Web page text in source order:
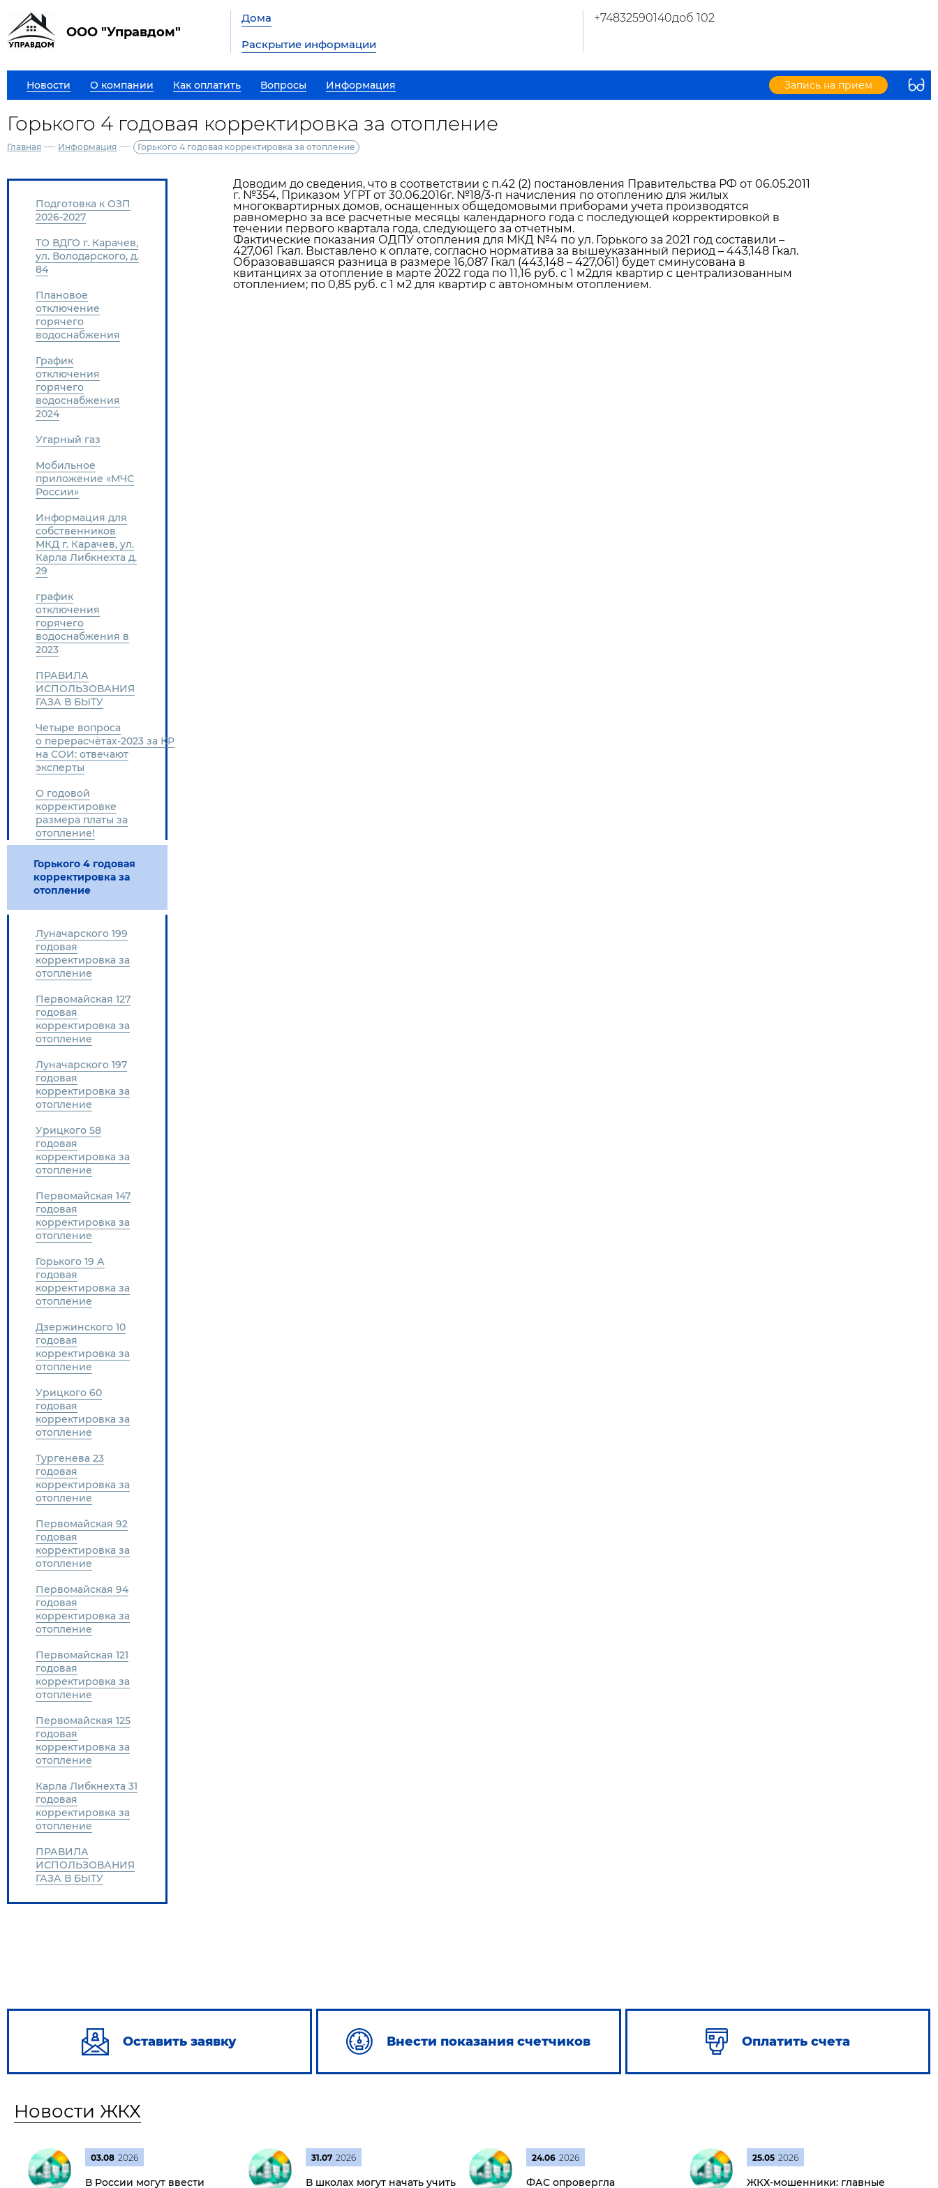
ООО "Управдом"
Дома
Раскрытие информации
+74832590140доб 102
Новости О компании Как оплатить Вопросы Информация Запись на прием
Горького 4 годовая корректировка за отопление
Главная — Информация — Горького 4 годовая корректировка за отопление
Подготовка к ОЗП
2026-2027
ТО ВДГО г. Карачев,
ул. Володарского, д.
84
Плановое
отключение
горячего
водоснабжения
График
отключения
горячего
водоснабжения
2024
Угарный газ
Мобильное
приложение «МЧС
России»
Информация для
собственников
МКД г. Карачев, ул.
Карла Либкнехта д.
29
график
отключения
горячего
водоснабжения в
2023
ПРАВИЛА
ИСПОЛЬЗОВАНИЯ
ГАЗА В БЫТУ
Четыре вопроса
о перерасчётах-2023 за КР
на СОИ: отвечают
эксперты
О годовой
корректировке
размера платы за
отопление!
Горького 4 годовая
корректировка за
отопление
Луначарского 199
годовая
корректировка за
отопление
Первомайская 127
годовая
корректировка за
отопление
Луначарского 197
годовая
корректировка за
отопление
Урицкого 58
годовая
корректировка за
отопление
Первомайская 147
годовая
корректировка за
отопление
Горького 19 А
годовая
корректировка за
отопление
Дзержинского 10
годовая
корректировка за
отопление
Урицкого 60
годовая
корректировка за
отопление
Тургенева 23
годовая
корректировка за
отопление
Первомайская 92
годовая
корректировка за
отопление
Первомайская 94
годовая
корректировка за
отопление
Первомайская 121
годовая
корректировка за
отопление
Первомайская 125
годовая
корректировка за
отопление
Карла Либкнехта 31
годовая
корректировка за
отопление
ПРАВИЛА
ИСПОЛЬЗОВАНИЯ
ГАЗА В БЫТУ
Доводим до сведения, что в соответствии с п.42 (2) постановления Правительства РФ от 06.05.2011
г. №354, Приказом УГРТ от 30.06.2016г. №18/3-п начисления по отоплению для жилых
многоквартирных домов, оснащенных общедомовыми приборами учета производятся
равномерно за все расчетные месяцы календарного года с последующей корректировкой в
течении первого квартала года, следующего за отчетным.
Фактические показания ОДПУ отопления для МКД №4 по ул. Горького за 2021 год составили –
427,061 Гкал. Выставлено к оплате, согласно норматива за вышеуказанный период – 443,148 Гкал.
Образовавшаяся разница в размере 16,087 Гкал (443,148 – 427,061) будет сминусована в
квитанциях за отопление в марте 2022 года по 11,16 руб. с 1 м2для квартир с централизованным
отоплением; по 0,85 руб. с 1 м2 для квартир с автономным отоплением.
Оставить заявку Внести показания счетчиков Оплатить счета
Новости ЖКХ
03.08 2026
В России могут ввести
31.07 2026
В школах могут начать учить
24.06 2026
ФАС опровергла
25.05 2026
ЖКХ-мошенники: главные